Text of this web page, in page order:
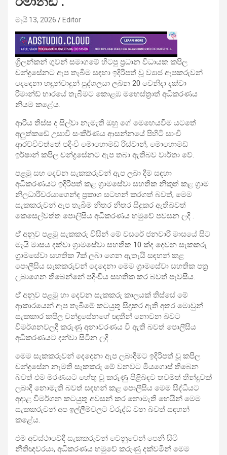
මැයි 13, 2026 Editor
ශ්‍රීලන්කන් ගුවන් සමාගමේ හිටපු ප්‍රධාන විධායක කපිල
චන්ද්‍රසේනට ඇප තැබීම සඳහා ඉදිරිපත් වූ ව්‍යාජ ඇපකරුවන්
දෙදෙනා හඳුන්වාදුන් පුද්ගලයා ලබන 20 වෙනිදා දක්වා
රිමාන්ඩ් භාරයේ තැබීමට කොළඹ මහෙස්ත්‍රාත් අධිකරණය
නියම කළේය.
ආරිය තිස්ස ද සිල්වා නැමැති ඔහු ගේ මෙහෙයවීම යටතේ
අලුත්කඩේ උසාවි සංකීර්ණය ආසන්නයේ පිහිටි සාංචි
ආරච්චිවත්තේ පදිංචි මොහොමඩ් රිස්වාන්, මොහොමඩ්
ඉර්ෂාන් කපිල චන්ද්‍රසේනට ඇප තබා ඇතිබව වාර්තා වේ.
පළමු සහ දෙවන සැකකරුවන් ඇප ලබා දීම සඳහා
අධිකරණයට ඉදිරිපත් කළ ග්‍රාමසේවා සහතික නිකුත් කළ ග්‍රාම
නිලධාරිවරයාගෙන්ද ප්‍රකාශ සටහන් කරගත් බවත්, මෙම
සැකකරුවන් ඇප තැබීම නිතර නිතර සිදුකර ඇතිබවත්
කෙසෙල්වත්ත පොලිසිය අධිකරණය හමුවේ පවසන ලදි .
ඒ අනුව පළමු සැකකරු විසින් මේ වසරේ ජනවාරි මාසයේ සිට
මැයි මාසය දක්වා ග්‍රාමසේවා සහතික 10 ක්ද දෙවන සැකකරු
ග්‍රාමසේවා සහතික 7ක් ලබා ගෙන ඇතැයි සඳහන් කළ
පොලීසිය සැකකරුවන් දෙදෙනා මෙම ග්‍රාමසේවා සහතික පත්‍ර
ලබාගෙන තිබෙන්නේ පදිංචිය සහතික කර බවත් පැවසීය.
ඒ අනුව පළමු හා දෙවන සැකකරු කාලයක් තිස්සේ මේ
ආකාරයෙන් ඇප තැබීමේ කටයුතු සිදුකර ඇති අතර මොවුන්
සැකකාර කපිල චන්ද්‍රසේනගේ ඥාතීන් නොවන බවට
විමර්ශනවලදී කරුණු අනාවරණය වී ඇති බවත් පොලීසිය
අධිකරණයට දන්වා සිටින ලදි .
මෙම සැකකරුවන් දෙදෙනා ඇප ලබාදීමට ඉදිරිපත් වූ කපිල
චන්ද්‍රසේන නැමති සැකකරු මේ වනවට මියගොස් තිබෙන
බවත් එම මරණයට හේතු වූ කරුණු පිළිබඳව තවමත් තීන්දුවක්
ලබාදී නොමැති බවත් සඳහන් කළ පොලීසිය මෙම සිද්ධියට
අදාළ විමර්ශන කටයුතු අවසන් කර නොමැති හෙයින් මෙම
සැකකරුවන් අප ඉල්ලීම්වලට විරුද්ධ වන බවත් සඳහන්
කළේය.
එම අවස්ථාවේදී සැකකරුවන් වෙනුවෙන් පෙනී සිටි
නීතිඥවරයා, අධිකරණය හමුවේ කරුණු දක්වමින් මෙම